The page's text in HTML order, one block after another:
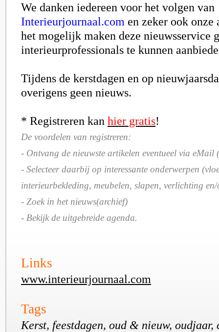
We danken iedereen voor het volgen van
Interieurjournaal.com en zeker ook onze
het mogelijk maken deze nieuwsservice
interieurprofessionals te kunnen
Tijdens de kerstdagen en op
overigens geen nieuws.
* Registreren kan hier gratis!
De voordelen van registreren:
- Ontvang de nieuwste artikelen eventueel via eMail
- Selecteer daarbij op interessante onderwerpen
interieurbekleding, meubelen, slapen, verlichting
- Zoek in het nieuws(archief)
- Bekijk de uitgebreide agenda.
Links
www.interieurjournaal.com
Tags
Kerst, feestdagen, oud & nieuw, oudjaar,